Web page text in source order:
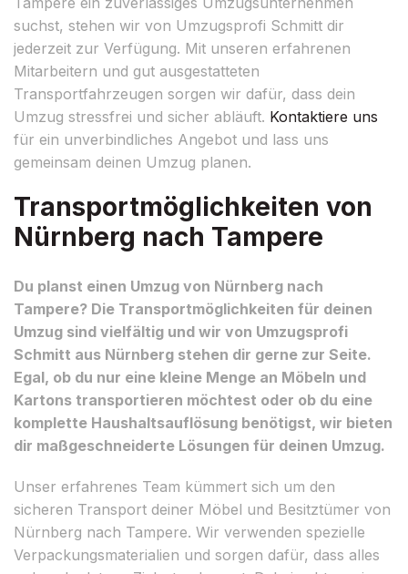
suchst, stehen wir von Umzugsprofi Schmitt dir
jederzeit zur Verfügung. Mit unseren erfahrenen
Mitarbeitern und gut ausgestatteten
Transportfahrzeugen sorgen wir dafür, dass dein
Umzug stressfrei und sicher abläuft. Kontaktiere uns
für ein unverbindliches Angebot und lass uns
gemeinsam deinen Umzug planen.
Transportmöglichkeiten von
Nürnberg nach Tampere
Du planst einen Umzug von Nürnberg nach
Tampere? Die Transportmöglichkeiten für deinen
Umzug sind vielfältig und wir von Umzugsprofi
Schmitt aus Nürnberg stehen dir gerne zur Seite.
Egal, ob du nur eine kleine Menge an Möbeln und
Kartons transportieren möchtest oder ob du eine
komplette Haushaltsauflösung benötigst, wir bieten
dir maßgeschneiderte Lösungen für deinen Umzug.
Unser erfahrenes Team kümmert sich um den
sicheren Transport deiner Möbel und Besitztümer von
Nürnberg nach Tampere. Wir verwenden spezielle
Verpackungsmaterialien und sorgen dafür, dass alles